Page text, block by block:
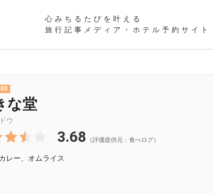
心みちるたびを叶える
旅行記事メディア・ホテル予約サイト
な堂
ウ
3.68 （評価提供元：食べログ）
レー、オムライス